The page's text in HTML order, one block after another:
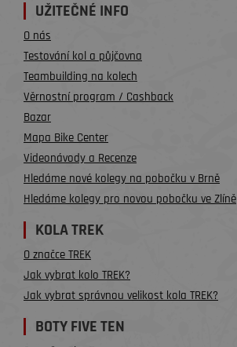
UŽITEČNÉ INFO
O nás
Testování kol a půjčovna
Teambuilding na kolech
Věrnostní program / Cashback
Bazar
Mapa Bike Center
Videonávody a Recenze
Hledáme nové kolegy na pobočku v Brně
Hledáme kolegy pro novou pobočku ve Zlíně
KOLA TREK
O značce TREK
Jak vybrat kolo TREK?
Jak vybrat správnou velikost kola TREK?
BOTY FIVE TEN